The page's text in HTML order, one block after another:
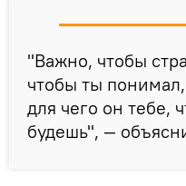
"Важно, чтобы
чтобы ты
для чего он тебе,
будешь", —